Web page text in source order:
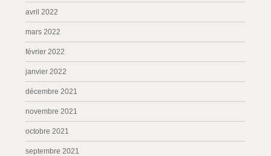
avril 2022
mars 2022
février 2022
janvier 2022
décembre 2021
novembre 2021
octobre 2021
septembre 2021